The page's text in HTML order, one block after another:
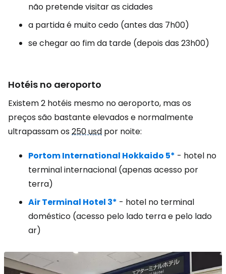
não pretende visitar as cidades
a partida é muito cedo (antes das 7h00)
se chegar ao fim da tarde (depois das 23h00)
Hotéis no aeroporto
Existem 2 hotéis mesmo no aeroporto, mas os
preços são bastante elevados e normalmente
ultrapassam os250 usd por noite:
Portom International Hokkaido 5* - hotel no
terminal internacional (apenas acesso por
terra)
Air Terminal Hotel 3* - hotel no terminal
doméstico (acesso pelo lado terra e pelo lado
ar)